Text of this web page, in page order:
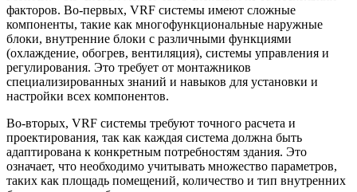
факторов. Во-первых, VRF системы имеют сложные
компоненты, такие как многофункциональные наружные
блоки, внутренние блоки с различными функциями
(охлаждение, обогрев, вентиляция), системы управления и
регулирования. Это требует от монтажников
специализированных знаний и навыков для установки и
настройки всех компонентов.
Во-вторых, VRF системы требуют точного расчета и
проектирования, так как каждая система должна быть
адаптирована к конкретным потребностям здания. Это
означает, что необходимо учитывать множество параметров,
таких как площадь помещений, количество и тип внутренних